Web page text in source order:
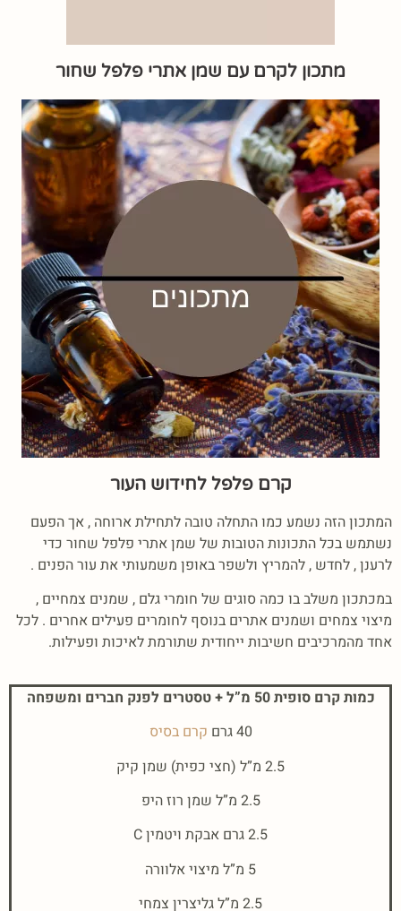
מתכון לקרם עם שמן אתרי פלפל שחור
קרם פלפל לחידוש העור
המתכון הזה נשמע כמו התחלה טובה לתחילת ארוחה , אך הפעם
נשתמש בכל התכונות הטובות של שמן אתרי פלפל שחור כדי
לרענן , לחדש , להמריץ ולשפר באופן משמעותי את עור הפנים .
במכתכון משלב בו כמה סוגים של חומרי גלם , שמנים צמחיים ,
מיצוי צמחים ושמנים אתרים בנוסף לחומרים פעילים אחרים . לכל
אחד מהמרכיבים חשיבות ייחודית שתורמת לאיכות ופעילות.
כמות קרם סופית 50 מ”ל + טסטרים לפנק חברים ומשפחה
40 גרם
קרם בסיס
2.5 מ”ל (חצי כפית) שמן קיק
2.5 מ”ל שמן רוז היפ
2.5 גרם אבקת ויטמין C
5 מ”ל מיצוי אלוורה
2.5 מ”ל גליצרין צמחי